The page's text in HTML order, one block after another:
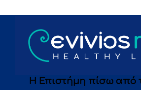
Η Επιστήμη πίσω από